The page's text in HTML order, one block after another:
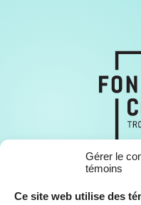
Gérer le
témoins
Ce site web utilise des